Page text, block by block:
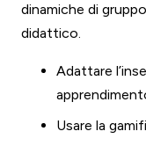
dinamiche di
didattico.
Adattare
Usare la